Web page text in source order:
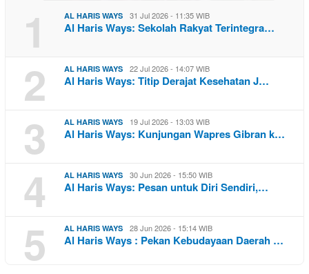
1 AL HARIS WAYS 31 Jul 2026 - 11:35 WIB
Al Haris Ways: Sekolah Rakyat Terintegra…
2 AL HARIS WAYS 22 Jul 2026 - 14:07 WIB
Al Haris Ways: Titip Derajat Kesehatan J…
3 AL HARIS WAYS 19 Jul 2026 - 13:03 WIB
Al Haris Ways: Kunjungan Wapres Gibran k…
4 AL HARIS WAYS 30 Jun 2026 - 15:50 WIB
Al Haris Ways: Pesan untuk Diri Sendiri,…
5 AL HARIS WAYS 28 Jun 2026 - 15:14 WIB
Al Haris Ways : Pekan Kebudayaan Daerah …